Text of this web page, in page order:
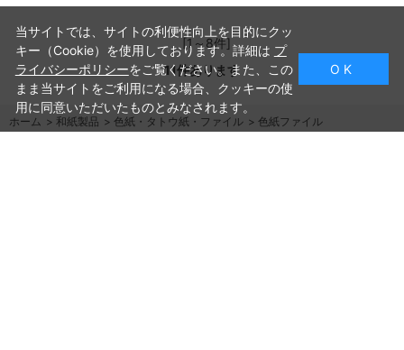
[1～8件]
11件あります
ホーム > 和紙製品 > 色紙・タトウ紙・ファイル > 色紙ファイル
当サイトでは、サイトの利便性向上を目的にクッ
キー（Cookie）を使用しております。詳細は プ
ライバシーポリシーをご覧ください。また、この
まま当サイトをご利用になる場合、クッキーの使
用に同意いただいたものとみなされます。
O K